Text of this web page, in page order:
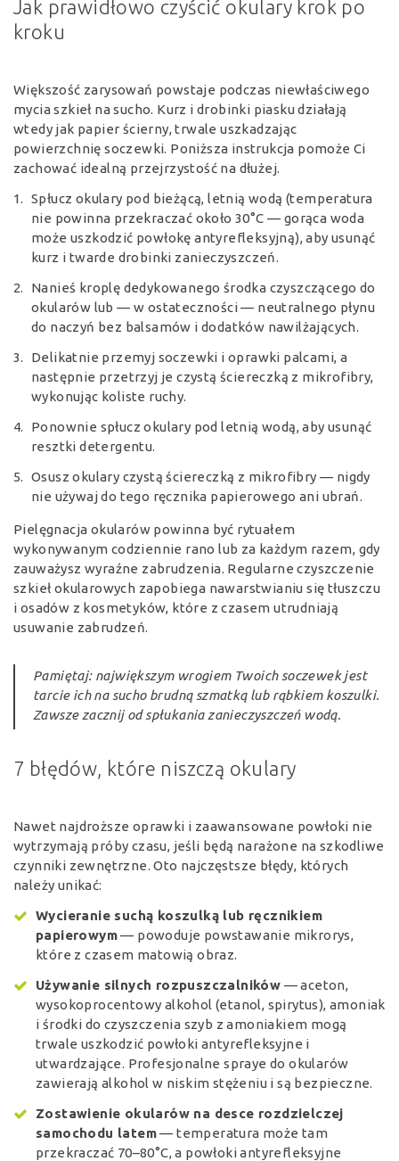
Jak prawidłowo czyścić okulary krok po
kroku
Większość zarysowań powstaje podczas niewłaściwego
mycia szkieł na sucho. Kurz i drobinki piasku działają
wtedy jak papier ścierny, trwale uszkadzając
powierzchnię soczewki. Poniższa instrukcja pomoże Ci
zachować idealną przejrzystość na dłużej.
Spłucz okulary pod bieżącą, letnią wodą (temperatura
nie powinna przekraczać około 30°C — gorąca woda
może uszkodzić powłokę antyrefleksyjną), aby usunąć
kurz i twarde drobinki zanieczyszczeń.
Nanieś kroplę dedykowanego środka czyszczącego do
okularów lub — w ostateczności — neutralnego płynu
do naczyń bez balsamów i dodatków nawilżających.
Delikatnie przemyj soczewki i oprawki palcami, a
następnie przetrzyj je czystą ściereczką z mikrofibry,
wykonując koliste ruchy.
Ponownie spłucz okulary pod letnią wodą, aby usunąć
resztki detergentu.
Osusz okulary czystą ściereczką z mikrofibry — nigdy
nie używaj do tego ręcznika papierowego ani ubrań.
Pielęgnacja okularów powinna być rytuałem
wykonywanym codziennie rano lub za każdym razem, gdy
zauważysz wyraźne zabrudzenia. Regularne czyszczenie
szkieł okularowych zapobiega nawarstwianiu się tłuszczu
i osadów z kosmetyków, które z czasem utrudniają
usuwanie zabrudzeń.
Pamiętaj: największym wrogiem Twoich soczewek jest
tarcie ich na sucho brudną szmatką lub rąbkiem koszulki.
Zawsze zacznij od spłukania zanieczyszczeń wodą.
7 błędów, które niszczą okulary
Nawet najdroższe oprawki i zaawansowane powłoki nie
wytrzymają próby czasu, jeśli będą narażone na szkodliwe
czynniki zewnętrzne. Oto najczęstsze błędy, których
należy unikać:
Wycieranie suchą koszulką lub ręcznikiem
papierowym— powoduje powstawanie mikrorys,
które z czasem matowią obraz.
Używanie silnych rozpuszczalników — aceton,
wysokoprocentowy alkohol (etanol, spirytus), amoniak
i środki do czyszczenia szyb z amoniakiem mogą
trwale uszkodzić powłoki antyrefleksyjne i
utwardzające. Profesjonalne spraye do okularów
zawierają alkohol w niskim stężeniu i są bezpieczne.
Zostawienie okularów na desce rozdzielczej
samochodu latem— temperatura może tam
przekraczać 70–80°C, a powłoki antyrefleksyjne